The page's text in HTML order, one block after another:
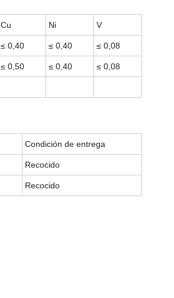
Cu Ni V
≤ 0,40 ≤ 0,40 ≤ 0,08
≤ 0,50 ≤ 0,40 ≤ 0,08
Condición de entrega
Recocido
Recocido